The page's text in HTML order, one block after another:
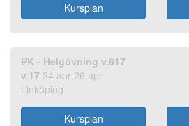
Kursplan
PK - Helgövning v.617
v.17 24 apr-26 apr
Linköping
Kursplan